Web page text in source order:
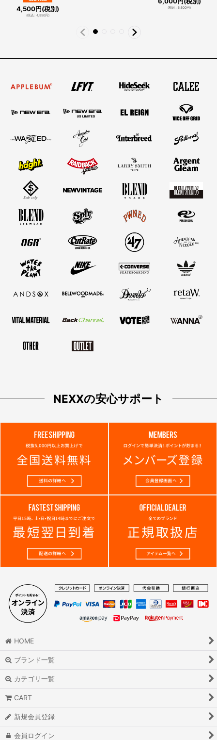
4,500円(税別)
(税込: 4,950円)
(税込: 6,600円)
NEXXの安心サポート
HOME
ブランド一覧
カテゴリ一覧
CART
新規会員登録
会員ログイン